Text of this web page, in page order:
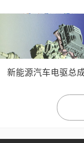
新能源汽车电驱总